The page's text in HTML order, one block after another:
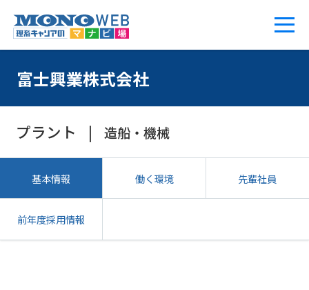
富士興業株式会社
プラント 造船・機械
基本情報 働く環境 先輩社員
前年度採用情報